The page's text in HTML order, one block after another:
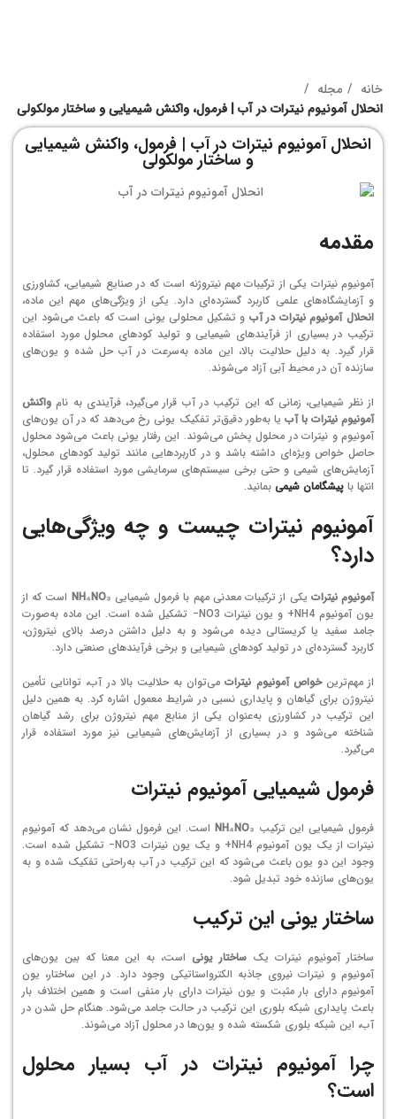
خانه
مجله
انحلال آمونیوم نیترات در آب | فرمول، واکنش شیمیایی و ساختار مولکولی
انحلال آمونیوم نیترات در آب | فرمول، واکنش شیمیایی
و ساختار مولکولی
مقدمه
آمونیوم نیترات یکی از ترکیبات مهم نیتروژنه است که در صنایع شیمیایی، کشاورزی
و آزمایشگاه‌های علمی کاربرد گسترده‌ای دارد. یکی از ویژگی‌های مهم این ماده،
انحلال آمونیوم نیترات در آب و تشکیل محلولی یونی است که باعث می‌شود این
ترکیب در بسیاری از فرآیندهای شیمیایی و تولید کودهای محلول مورد استفاده
قرار گیرد. به دلیل حلالیت بالا، این ماده به‌سرعت در آب حل شده و یون‌های
سازنده آن در محیط آبی آزاد می‌شوند.
از نظر شیمیایی، زمانی که این ترکیب در آب قرار می‌گیرد، فرآیندی به نام واکنش
آمونیوم نیترات با آب یا به‌طور دقیق‌تر تفکیک یونی رخ می‌دهد که در آن یون‌های
آمونیوم و نیترات در محلول پخش می‌شوند. این رفتار یونی باعث می‌شود محلول
حاصل خواص ویژه‌ای داشته باشد و در کاربردهایی مانند تولید کودهای محلول،
آزمایش‌های شیمی و حتی برخی سیستم‌های سرمایشی مورد استفاده قرار گیرد. تا
انتها با پیشگامان شیمی بمانید.
آمونیوم نیترات چیست و چه ویژگی‌هایی
دارد؟
آمونیوم نیترات یکی از ترکیبات معدنی مهم با فرمول شیمیایی NH₄NO₃ است که از
یون آمونیوم
NH4
+ و یون نیترات NO3
− تشکیل شده است. این ماده به‌صورت
جامد سفید یا کریستالی دیده می‌شود و به دلیل داشتن درصد بالای نیتروژن،
کاربرد گسترده‌ای در تولید کودهای شیمیایی و برخی فرآیندهای صنعتی دارد.
از مهم‌ترینخواص آمونیوم نیتراتمی‌توان به حلالیت بالا در آب، توانایی تأمین
نیتروژن برای گیاهان و پایداری نسبی در شرایط معمول اشاره کرد. به همین دلیل
این ترکیب در کشاورزی به‌عنوان یکی از منابع مهم نیتروژن برای رشد گیاهان
شناخته می‌شود و در بسیاری از آزمایش‌های شیمیایی نیز مورد استفاده قرار
می‌گیرد.
فرمول شیمیایی آمونیوم نیترات
فرمول شیمیایی این ترکیب NH₄NO₃ است. این فرمول نشان می‌دهد که آمونیوم
نیترات از یک یون آمونیوم
NH4
+ و یک یون نیترات NO3
− تشکیل شده است.
وجود این دو یون باعث می‌شود که این ترکیب در آب به‌راحتی تفکیک شده و به
یون‌های سازنده خود تبدیل شود.
ساختار یونی این ترکیب
ساختار آمونیوم نیترات یک ساختار یونی است، به این معنا که بین یون‌های
آمونیوم و نیترات نیروی جاذبه الکترواستاتیکی وجود دارد. در این ساختار، یون
آمونیوم دارای بار مثبت و یون نیترات دارای بار منفی است و همین اختلاف بار
باعث پایداری شبکه بلوری این ترکیب در حالت جامد می‌شود. هنگام حل شدن در
آب، این شبکه بلوری شکسته شده و یون‌ها در محلول آزاد می‌شوند.
چرا آمونیوم نیترات در آب بسیار محلول
است؟